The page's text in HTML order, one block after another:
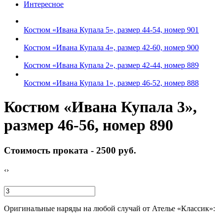
Интересное
Костюм «Ивана Купала 5», размер 44-54, номер 901
Костюм «Ивана Купала 4», размер 42-60, номер 900
Костюм «Ивана Купала 2», размер 42-44, номер 889
Костюм «Ивана Купала 1», размер 46-52, номер 888
Костюм «Ивана Купала 3»,
размер 46-56, номер 890
Стоимость проката - 2500 руб.
‹›
Оригинальные наряды на любой случай от Ателье «Классик»: